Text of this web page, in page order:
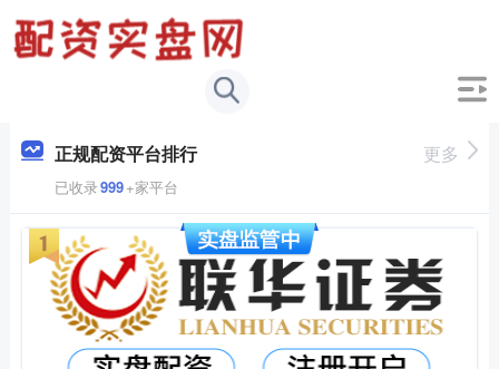
正规配资平台排行
已收录999+家平台
更多